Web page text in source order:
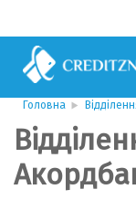
Головна